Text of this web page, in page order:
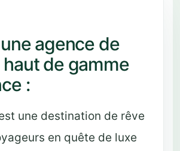
agence de
de gamme
:
une destination de rêve
en quête de luxe